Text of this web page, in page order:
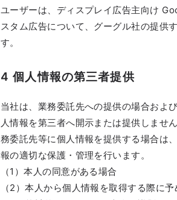
ユーザーは、ディスプレイ広告主向け
スタム広告について、グーグル社の提供
す。
4 個人情報の第三者提供
当社は、業務委託先への提供の場合およ
人情報を第三者へ開示または提供しませ
務委託先等に個人情報を提供する場合は
報の適切な保護・管理を行います。
（1）本人の同意がある場合
（2）本人から個人情報を取得する際に